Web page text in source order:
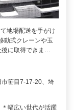
地場配送を手がけ
動式クレーンや玉
後に取得できま…
笹目7-17-20、埼
幅広い世代が活躍